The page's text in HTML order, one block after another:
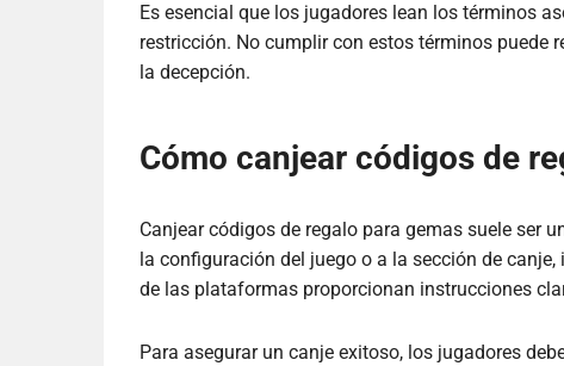
Es esencial que los jugadores lean los términos
restricción. No cumplir con estos términos puede
la decepción.
Cómo canjear códigos de
Canjear códigos de regalo para gemas suele ser
la configuración del juego o a la sección de
de las plataformas proporcionan instrucciones
Para asegurar un canje exitoso, los jugadores